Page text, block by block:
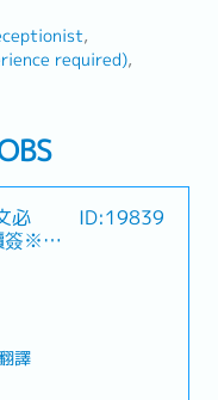
required)
必
簽※歡
ID:19839
譯